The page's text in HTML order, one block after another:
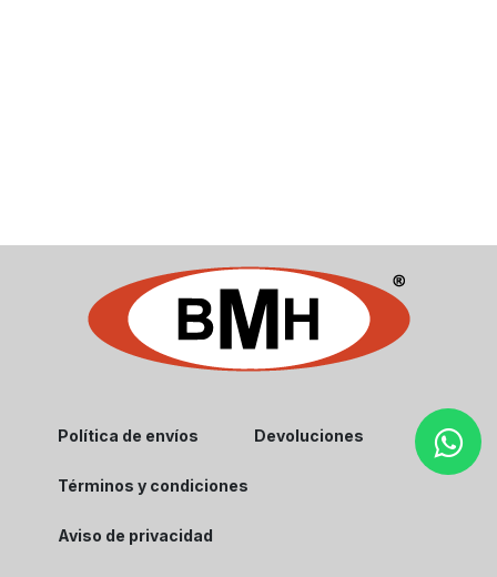
Política de envíos Devoluciones
Términos y condiciones
Aviso de privacidad